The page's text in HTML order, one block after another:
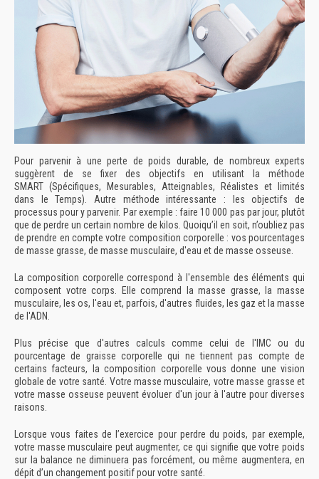
Pour parvenir à une perte de poids durable, de nombreux experts
suggèrent de se fixer des objectifs en utilisant la méthode
SMART (Spécifiques, Mesurables, Atteignables, Réalistes et limités
dans le Temps). Autre méthode intéressante : les objectifs de
processus pour y parvenir. Par exemple : faire 10 000 pas par jour, plutôt
que de perdre un certain nombre de kilos. Quoiqu’il en soit, n’oubliez pas
de prendre en compte votre composition corporelle : vos pourcentages
de masse grasse, de masse musculaire, d'eau et de masse osseuse.
La composition corporelle correspond à l'ensemble des éléments qui
composent votre corps. Elle comprend la masse grasse, la masse
musculaire, les os, l'eau et, parfois, d'autres fluides, les gaz et la masse
de l'ADN.
Plus précise que d'autres calculs comme celui de l'IMC ou du
pourcentage de graisse corporelle qui ne tiennent pas compte de
certains facteurs, la composition corporelle vous donne une vision
globale de votre santé. Votre masse musculaire, votre masse grasse et
votre masse osseuse peuvent évoluer d'un jour à l'autre pour diverses
raisons.
Lorsque vous faites de l’exercice pour perdre du poids, par exemple,
votre masse musculaire peut augmenter, ce qui signifie que votre poids
sur la balance ne diminuera pas forcément, ou même augmentera, en
dépit d’un changement positif pour votre santé.